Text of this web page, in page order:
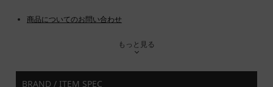
商品についてのお問い合わせ
もっと見る
BRAND / ITEM SPEC